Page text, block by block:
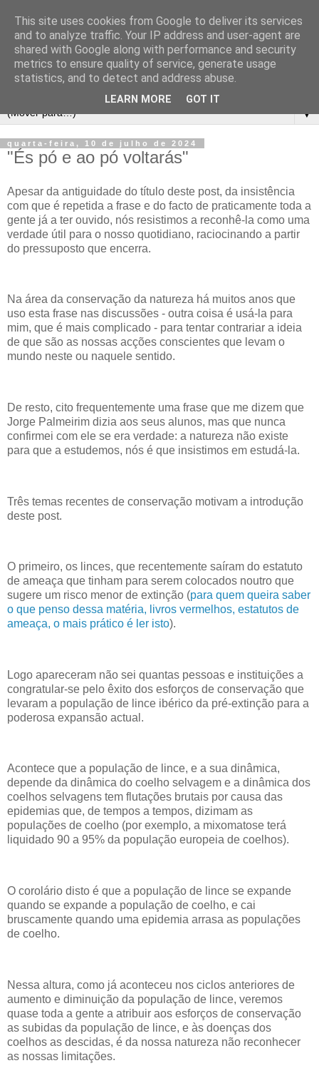
▼
quarta-feira, 10 de julho de 2024
"És pó e ao pó voltarás"
Apesar da antiguidade do título deste post, da insistência
com que é repetida a frase e do facto de praticamente toda a
gente já a ter ouvido, nós resistimos a reconhê-la como uma
verdade útil para o nosso quotidiano, raciocinando a partir
do pressuposto que encerra.
Na área da conservação da natureza há muitos anos que
uso esta frase nas discussões - outra coisa é usá-la para
mim, que é mais complicado - para tentar contrariar a ideia
de que são as nossas acções conscientes que levam o
mundo neste ou naquele sentido.
De resto, cito frequentemente uma frase que me dizem que
Jorge Palmeirim dizia aos seus alunos, mas que nunca
confirmei com ele se era verdade: a natureza não existe
para que a estudemos, nós é que insistimos em estudá-la.
Três temas recentes de conservação motivam a introdução
deste post.
O primeiro, os linces, que recentemente saíram do estatuto
de ameaça que tinham para serem colocados noutro que
sugere um risco menor de extinção (para quem queira saber
o que penso dessa matéria, livros vermelhos, estatutos de
ameaça, o mais prático é ler isto).
Logo apareceram não sei quantas pessoas e instituições a
congratular-se pelo êxito dos esforços de conservação que
levaram a população de lince ibérico da pré-extinção para a
poderosa expansão actual.
Acontece que a população de lince, e a sua dinâmica,
depende da dinâmica do coelho selvagem e a dinâmica dos
coelhos selvagens tem flutações brutais por causa das
epidemias que, de tempos a tempos, dizimam as
populações de coelho (por exemplo, a mixomatose terá
liquidado 90 a 95% da população europeia de coelhos).
O corolário disto é que a população de lince se expande
quando se expande a população de coelho, e cai
bruscamente quando uma epidemia arrasa as populações
de coelho.
Nessa altura, como já aconteceu nos ciclos anteriores de
aumento e diminuição da população de lince, veremos
quase toda a gente a atribuir aos esforços de conservação
as subidas da população de lince, e às doenças dos
coelhos as descidas, é da nossa natureza não reconhecer
as nossas limitações.
This site uses cookies from Google to deliver its services
and to analyze traffic. Your IP address and user-agent are
shared with Google along with performance and security
metrics to ensure quality of service, generate usage
statistics, and to detect and address abuse.
LEARN MORE GOT IT